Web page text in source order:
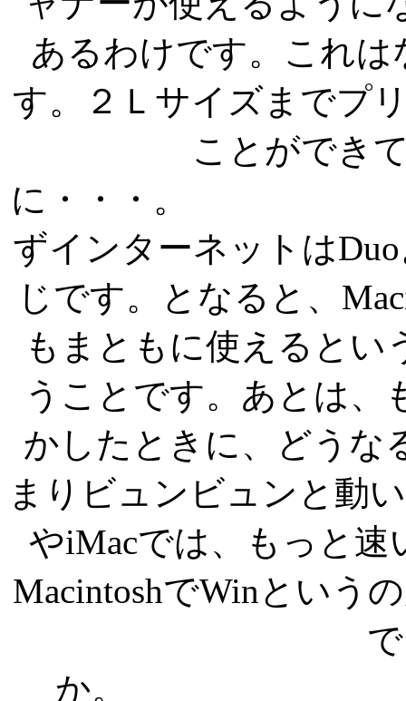
あるわけです。これ
す。２Ｌサイズまでプ
ことができ
に・・・。 で、
ずインターネットは
じです。となると、
もまともに使えるとい
うことです。あとは、
かしたときに、どうな
まりビュンビュンと
やiMacでは、もっと
MacintoshでWinという